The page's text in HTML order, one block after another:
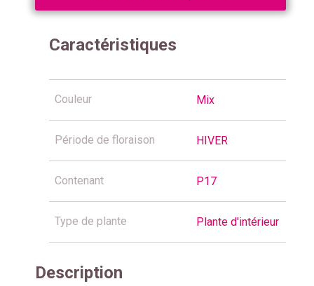
Caractéristiques
Couleur Mix
Période de floraison HIVER
Contenant P17
Type de plante Plante d'intérieur
Description